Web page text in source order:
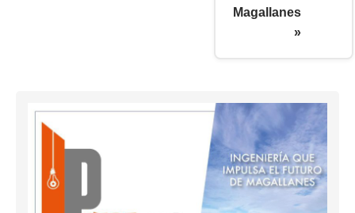
Magallanes
»